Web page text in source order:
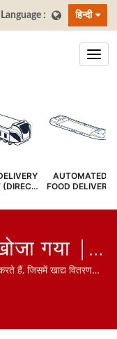
हिन्दी
(DIRECT
AUTOMATED
FOOD DELIVERY
गया |
वितरण
हैं, जिसमें खाद्य वितरण
शशी बेल्ट प्रणाली,